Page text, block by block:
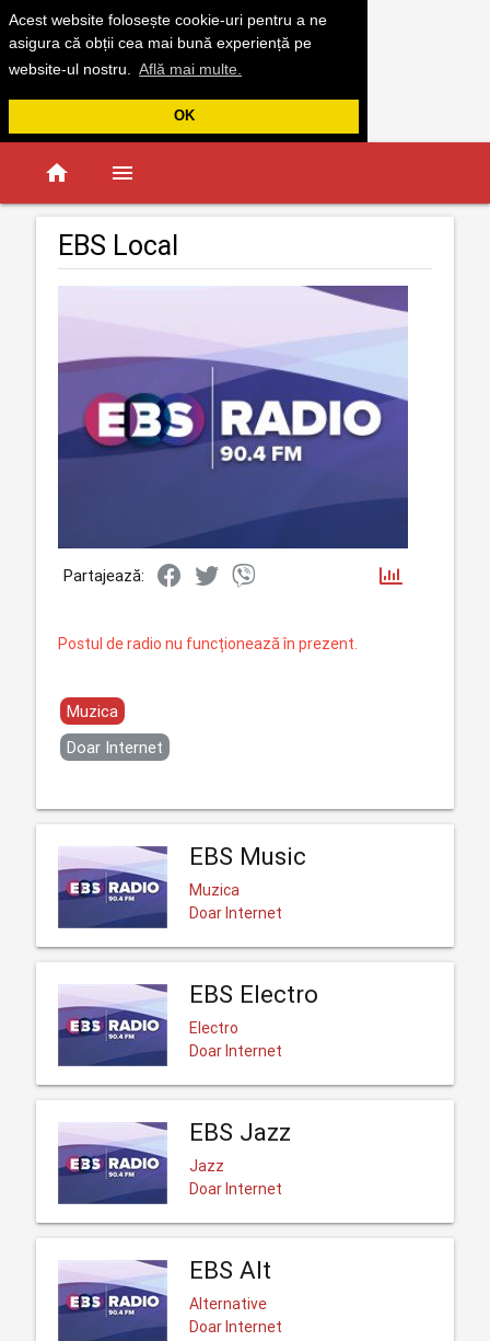
Acest website folosește cookie-uri pentru a ne
asigura că obții cea mai bună experiență pe
website-ul nostru.
Află mai multe.
OK
home menu
EBS Local
Partajează:
Postul de radio nu funcționează în prezent.
Muzica
Doar Internet
EBS Music
Muzica
Doar Internet
EBS Electro
Electro
Doar Internet
EBS Jazz
Jazz
Doar Internet
EBS Alt
Alternative
Doar Internet